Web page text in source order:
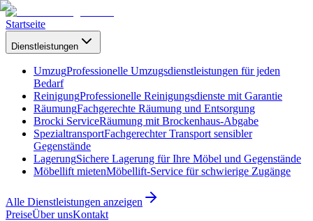
Startseite
Dienstleistungen
UmzugProfessionelle Umzugsdienstleistungen für jeden
Bedarf
ReinigungProfessionelle Reinigungsdienste mit Garantie
RäumungFachgerechte Räumung und Entsorgung
Brocki ServiceRäumung mit Brockenhaus-Abgabe
SpezialtransportFachgerechter Transport sensibler
Gegenstände
LagerungSichere Lagerung für Ihre Möbel und Gegenstände
Möbellift mietenMöbellift-Service für schwierige Zugänge
Alle Dienstleistungen anzeigen
PreiseÜber unsKontakt